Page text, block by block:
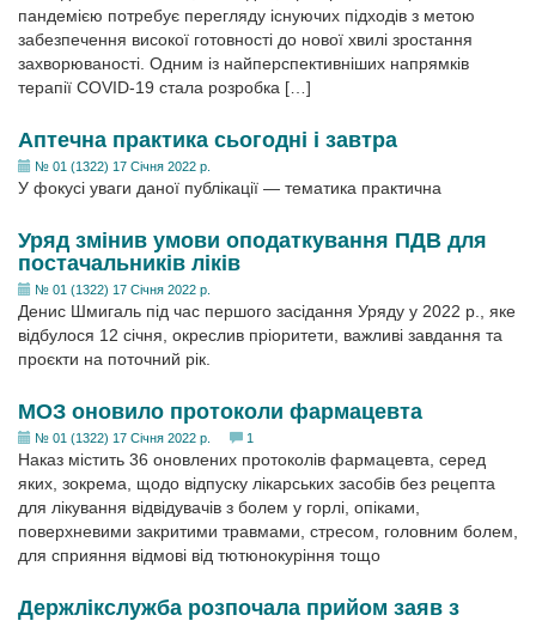
пандемією потребує перегляду існуючих підходів з метою
забезпечення високої готовності до нової хвилі зростання
захворюваності. Одним із найперспективніших напрямків
терапії COVID-19 стала розробка […]
Аптечна практика сьогодні і завтра
№ 01 (1322) 17 Січня 2022 р.
У фокусі уваги даної публікації — тематика практична
Уряд змінив умови оподаткування ПДВ для
постачальників ліків
№ 01 (1322) 17 Січня 2022 р.
Денис Шмигаль під час першого засідання Уряду у 2022 р., яке
відбулося 12 січня, окреслив пріо­ритети, важливі завдання та
проєкти на поточний рік.
МОЗ оновило протоколи фармацевта
№ 01 (1322) 17 Січня 2022 р. 1
Наказ містить 36 оновлених протоколів фармацевта, серед
яких, зокрема, щодо відпуску лікарських засобів без рецепта
для лікування відвідувачів з болем у горлі, опіками,
поверхневими закритими травмами, стресом, головним болем,
для сприяння відмові від тютюнокуріння тощо
Держлікслужба розпочала прийом заяв з